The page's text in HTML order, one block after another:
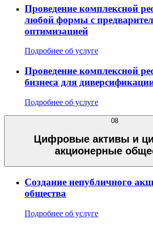
Проведение комплексной
любой формы с
оптимизацией
Подробнее об услуге
Проведение комплексной
бизнеса для
Подробнее об услуге
08
Цифровые активы и
акционерные
Создание непубличного
общества
Подробнее об услуге